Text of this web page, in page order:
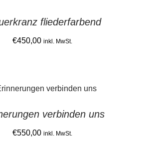
variants.
chosen
the
product
fliederfarbend
€450,00 inkl. MwSt.
verbinden uns
€550,00 inkl. MwSt.